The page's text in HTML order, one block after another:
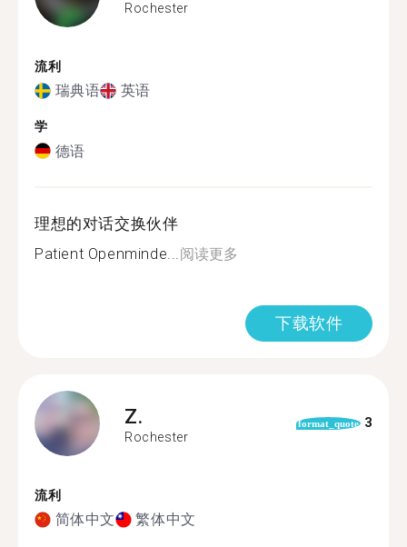
Rochester
流利
瑞典语 英语
学
德语
理想的对话交换伙伴
Patient Openminde... 阅读更多
下载软件
Z.
Rochester
format_quote 3
流利
简体中文 繁体中文